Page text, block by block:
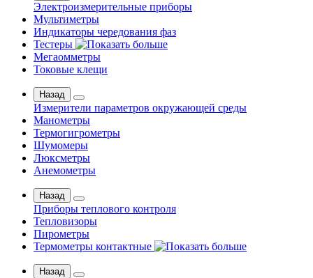
Электроизмерительные приборы
Мультиметры
Индикаторы чередования фаз
Тестеры
Мегаомметры
Токовые клещи
Назад
Измерители параметров окружающей среды
Манометры
Термогигрометры
Шумомеры
Люксметры
Анемометры
Назад
Приборы теплового контроля
Тепловизоры
Пирометры
Термометры контактные
Назад